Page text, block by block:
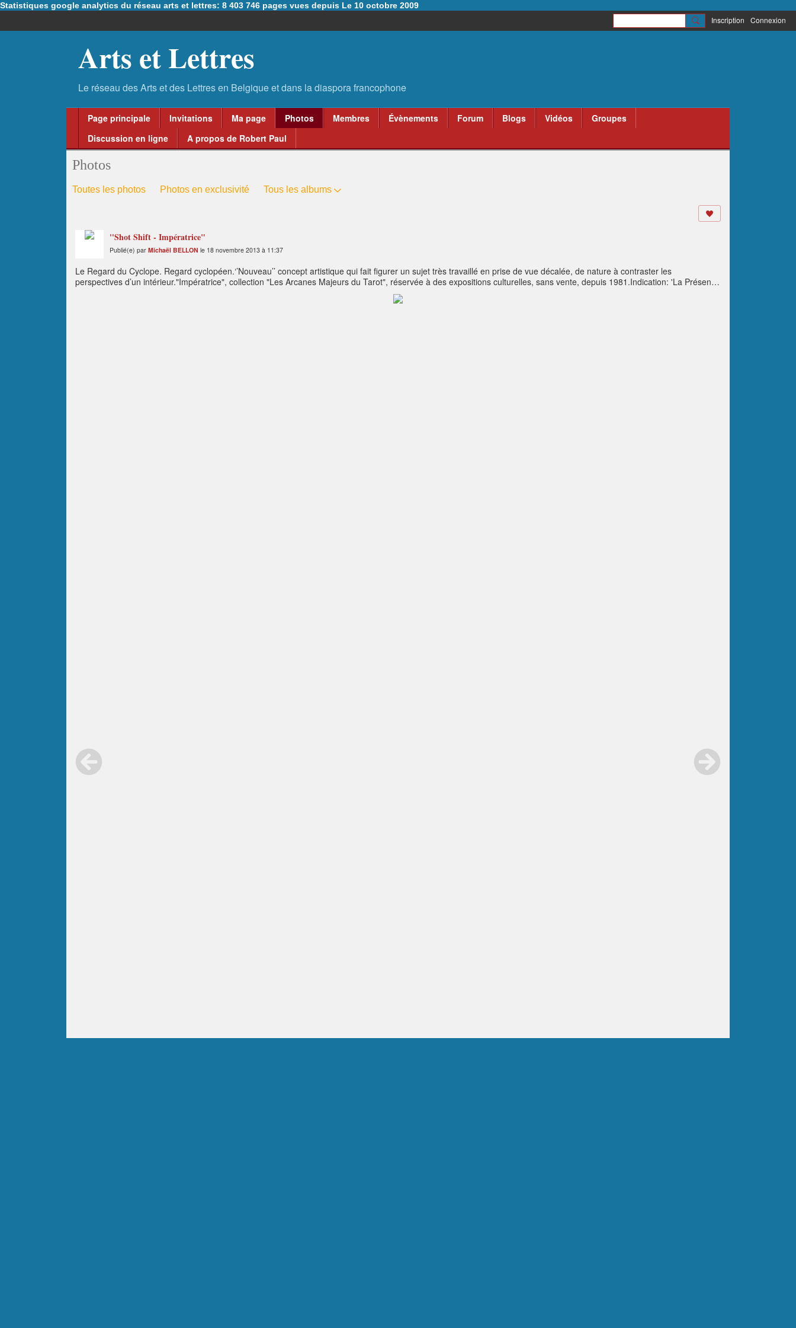
Statistiques google analytics du réseau arts et lettres: 8 403 746 pages vues depuis Le 10 octobre 2009
Inscription Connexion
Arts et Lettres
Page principale Invitations Ma page Photos Membres Évènements Forum Blogs Vidéos
Groupes
Discussion en ligne
A propos de Robert Paul
Photos
Toutes les photos Photos en exclusivité Tous les albums
''Shot Shift - Impératrice"
Publié(e) par Michaël BELLON le 18 novembre 2013 à 11:37
Le Regard du Cyclope. Regard cyclopéen.‘’Nouveau’’ concept artistique qui fait figurer un sujet très travaillé en prise de vue décalée, de nature à contraster les
perspectives d’un intérieur."Impératrice", collection "Les Arcanes Majeurs du Tarot", réservée à des expositions culturelles, sans vente, depuis 1981.Indication: 'La Présence